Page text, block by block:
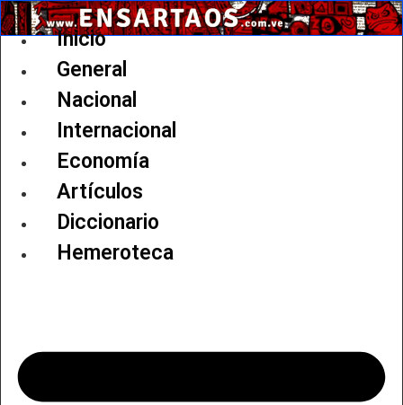
Ir
al
Inicio
General
Nacional
Internacional
Economía
Artículos
Diccionario
Hemeroteca